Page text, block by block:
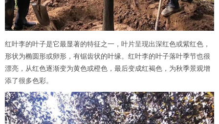
红叶李的叶子是它最显著的特征之一，叶片呈现出深红色或紫红色，
形状为椭圆形或卵形，有锯齿状的叶缘。红叶李的叶子落叶季节也很
漂亮，从红色逐渐变为黄色或橙色，最后变成红褐色，为秋季景观增
添了很多色彩。